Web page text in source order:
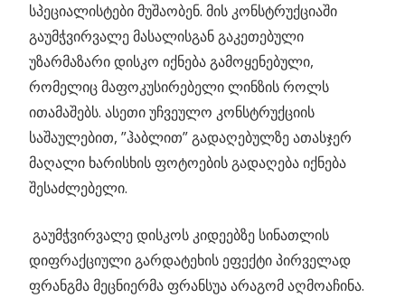
სპეციალისტები მუშაობენ. მის კონსტრუქციაში
გაუმჭვირვალე მასალისგან გაკეთებული
უზარმაზარი დისკო იქნება გამოყენებული,
რომელიც მაფოკუსირებელი ლინზის როლს
ითამაშებს. ასეთი უჩვეულო კონსტრუქციის
საშაულებით, ”ჰაბლით” გადაღებულზე ათასჯერ
მაღალი ხარისხის ფოტოების გადაღება იქნება
შესაძლებელი.
გაუმჭვირვალე დისკოს კიდეებზე სინათლის
დიფრაქციული გარდატეხის ეფექტი პირველად
ფრანგმა მეცნიერმა ფრანსუა არაგომ აღმოაჩინა.